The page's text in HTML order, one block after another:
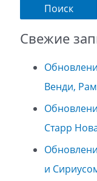
Свежие
Венди,
Старр
и